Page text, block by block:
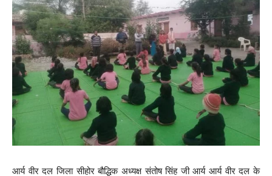
आर्य वीर दल जिला सीहोर बौद्धिक अध्यक्ष संतोष सिंह जी आर्य आर्य वीर दल के